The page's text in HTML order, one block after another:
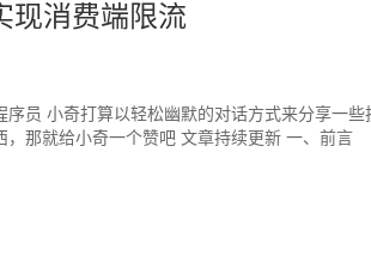
现消费端限流
员 小奇打算以轻松幽默的对话方式来分享一些
那就给小奇一个赞吧 文章持续更新 一、前言